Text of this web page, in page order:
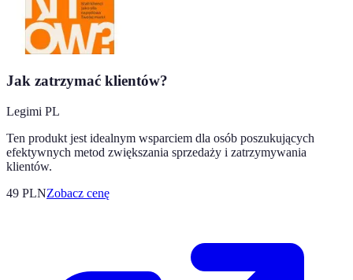
Jak zatrzymać klientów?
Legimi PL
Ten produkt jest idealnym wsparciem dla osób poszukujących
efektywnych metod zwiększania sprzedaży i zatrzymywania
klientów.
49 PLNZobacz cenę